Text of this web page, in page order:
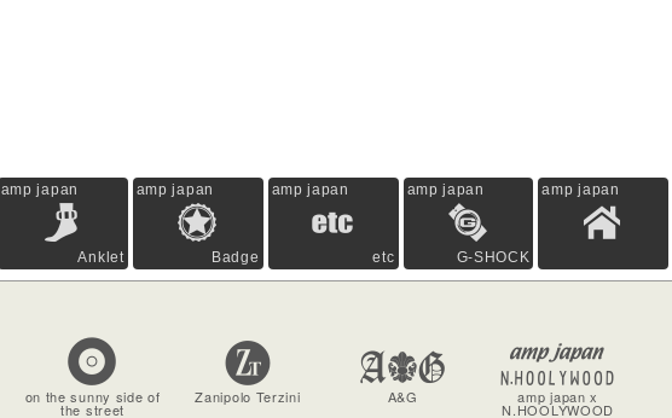
amp japan
Anklet
amp japan
Badge
amp japan
etc
amp japan
G-SHOCK
amp japan
on the sunny side of
the street
Zanipolo Terzini A&G amp japan x
N.HOOLYWOOD